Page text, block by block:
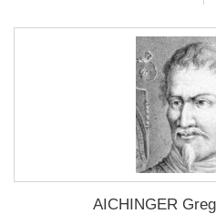
AICHINGER